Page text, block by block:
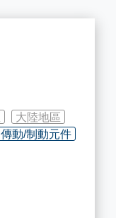
大陸地區
傳動/制動元件